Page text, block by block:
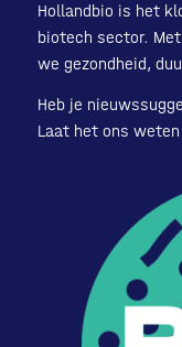
Hollandbio is het
biotech sector.
we gezondheid,
Heb je
Laat het ons